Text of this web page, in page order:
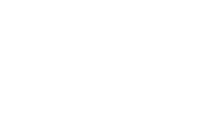
kavárna, bar. Venku bazén, bar u